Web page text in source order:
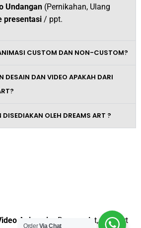
Undangan (Pernikahan, Ulang
presentasi / ppt.
CUSTOM DAN NON-CUSTOM?
DESAIN DAN VIDEO APAKAH DARI
OLEH DREAMS ART ?
Animasi– Dreams Art, Support
OrderVia Chat